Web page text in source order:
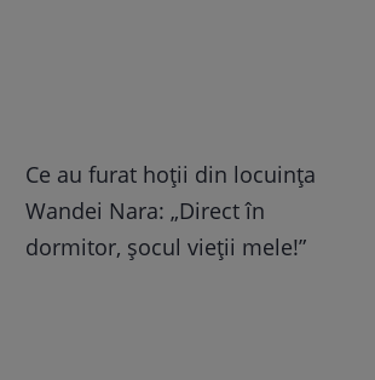
Ce au furat hoții din locuința
Wandei Nara: „Direct în
dormitor, șocul vieții mele!”